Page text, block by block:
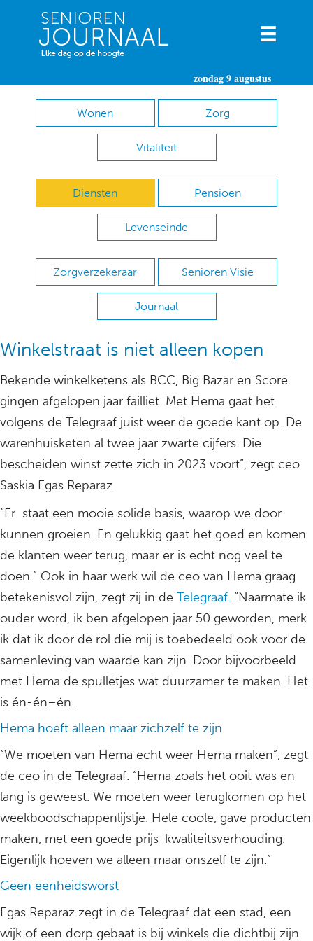
zondag 9 augustus
Wonen Zorg
Vitaliteit
Diensten Pensioen
Levenseinde
Zorgverzekeraar Senioren Visie
Journaal
Winkelstraat is niet alleen kopen
Bekende winkelketens als BCC, Big Bazar en Score
gingen afgelopen jaar failliet. Met Hema gaat het
volgens de Telegraaf juist weer de goede kant op. De
warenhuisketen al twee jaar zwarte cijfers. Die
bescheiden winst zette zich in 2023 voort”, zegt ceo
Saskia Egas Reparaz
“Er staat een mooie solide basis, waarop we door
kunnen groeien. En gelukkig gaat het goed en komen
de klanten weer terug, maar er is echt nog veel te
doen.” Ook in haar werk wil de ceo van Hema graag
betekenisvol zijn, zegt zij in de Telegraaf. “Naarmate ik
ouder word, ik ben afgelopen jaar 50 geworden, merk
ik dat ik door de rol die mij is toebedeeld ook voor de
samenleving van waarde kan zijn. Door bijvoorbeeld
met Hema de spulletjes wat duurzamer te maken. Het
is én-én–én.
Hema hoeft alleen maar zichzelf te zijn
“We moeten van Hema echt weer Hema maken”, zegt
de ceo in de Telegraaf. “Hema zoals het ooit was en
lang is geweest. We moeten weer terugkomen op het
weekboodschappenlijstje. Hele coole, gave producten
maken, met een goede prijs-kwaliteitsverhouding.
Eigenlijk hoeven we alleen maar onszelf te zijn.”
Geen eenheidsworst
Egas Reparaz zegt in de Telegraaf dat een stad, een
wijk of een dorp gebaat is bij winkels die dichtbij zijn.